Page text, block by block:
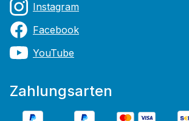
Instagram
Facebook
YouTube
Zahlungsarten